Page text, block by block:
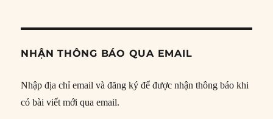
NHẬN THÔNG BÁO QUA EMAIL
Nhập địa chỉ email và đăng ký để được nhận thông báo khi
có bài viết mới qua email.